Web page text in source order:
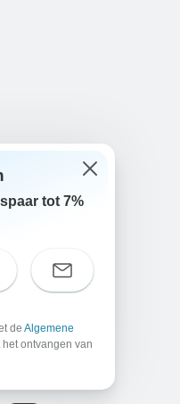
GDS
tot 7%
de Algemene
het ontvangen van